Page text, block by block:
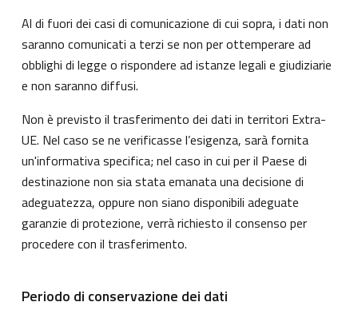
Al di fuori dei casi di comunicazione di cui sopra, i dati non
saranno comunicati a terzi se non per ottemperare ad
obblighi di legge o rispondere ad istanze legali e giudiziarie
e non saranno diffusi.
Non è previsto il trasferimento dei dati in territori Extra-
UE. Nel caso se ne verificasse l’esigenza, sarà fornita
un'informativa specifica; nel caso in cui per il Paese di
destinazione non sia stata emanata una decisione di
adeguatezza, oppure non siano disponibili adeguate
garanzie di protezione, verrà richiesto il consenso per
procedere con il trasferimento.
Periodo di conservazione dei dati